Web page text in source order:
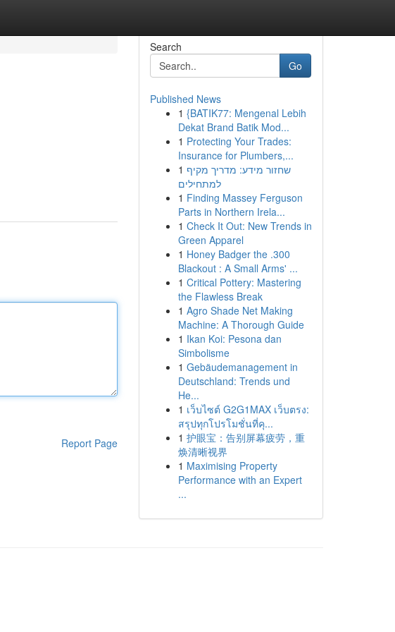
Report Page
Search
Go
Published News
1 {BATIK77: Mengenal Lebih
Dekat Brand Batik Mod...
1 Protecting Your Trades:
Insurance for Plumbers,...
1 שחזור מידע: מדריך מקיף
למתחילים
1 Finding Massey Ferguson
Parts in Northern Irela...
1 Check It Out: New Trends in
Green Apparel
1 Honey Badger the .300
Blackout : A Small Arms' ...
1 Critical Pottery: Mastering
the Flawless Break
1 Agro Shade Net Making
Machine: A Thorough Guide
1 Ikan Koi: Pesona dan
Simbolisme
1 Gebäudemanagement in
Deutschland: Trends und
He...
1 เว็บไซต์ G2G1MAX เว็บตรง:
สรุปทุกโปรโมชั่นที่คุ...
1 护眼宝：告别屏幕疲劳，重
焕清晰视界
1 Maximising Property
Performance with an Expert
...